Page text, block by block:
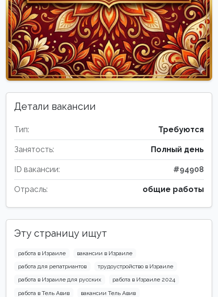
Детали вакансии
Тип: Требуются
Занятость: Полный день
ID вакансии: #94908
Отрасль: общие работы
Эту страницу ищут
работа в Израиле
вакансии в Израиле
работа для репатриантов
трудоустройство в Израиле
работа в Израиле для русских
работа в Израиле 2024
работа в Тель Авив
вакансии Тель Авив